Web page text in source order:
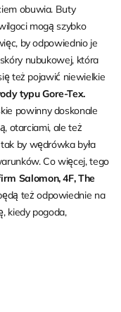
obuwia. Buty
mogą szybko
by odpowiednio je
nubukowej, która
też pojawić niewielkie
typu Gore-Tex.
powinny doskonale
otarciami, ale też
by wędrówka była
Co więcej, tego
Salomon, 4F, The
też odpowiednie na
kiedy pogoda,